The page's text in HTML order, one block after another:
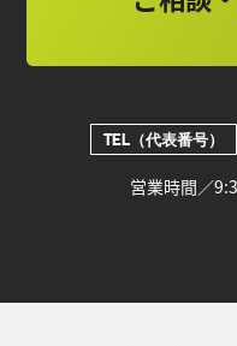
TEL（代表番号）
営業時間／